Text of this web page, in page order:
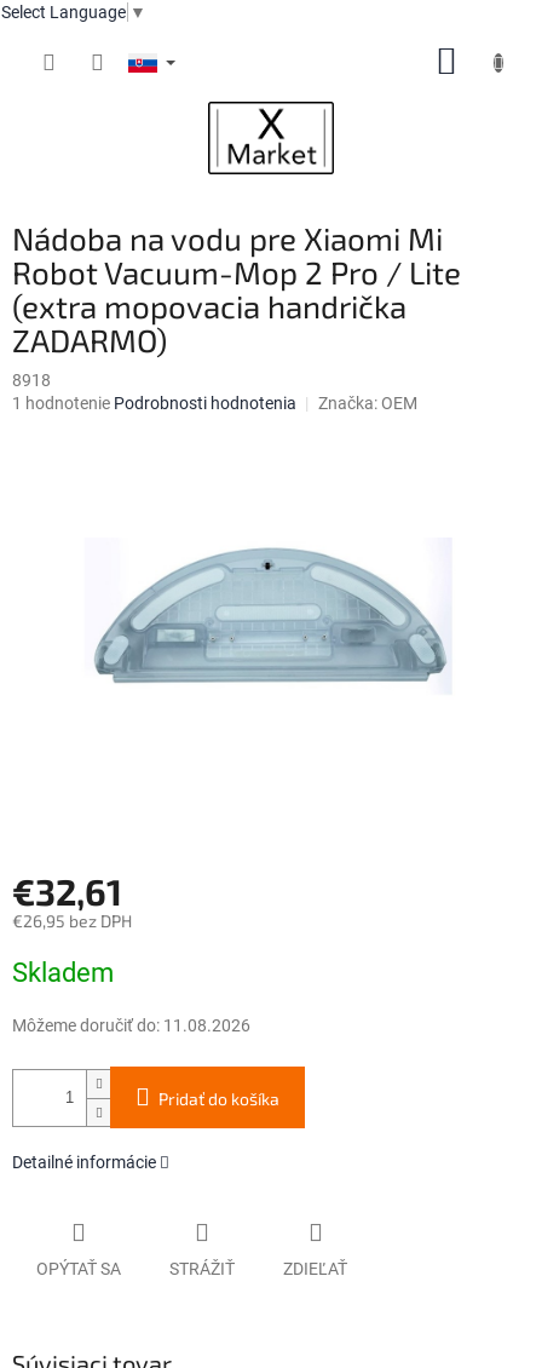
Select Language ▼
Nádoba na vodu pre Xiaomi Mi
Robot Vacuum-Mop 2 Pro / Lite
(extra mopovacia handrička
ZADARMO)
8918
Priemerné
1 hodnotenie Podrobnosti hodnotenia Značka: OEM
€32,61
€26,95 bez DPH
cena:
Skladem
Môžeme doručiť do: 11.08.2026
Pridať do košíka
Detailné informácie
OPÝTAŤ SA STRÁŽIŤ ZDIEĽAŤ